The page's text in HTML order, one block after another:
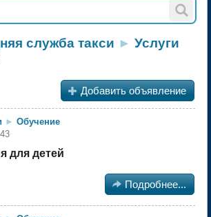
служба такси ► Услуги
+ Добавить объявление
► Обучение
для детей
 Подробнее...